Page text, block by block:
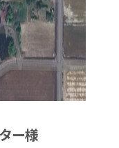
ー様